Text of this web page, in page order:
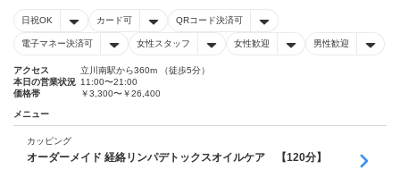
日祝OK カード可 QRコード決済可
電子マネー決済可 女性スタッフ 女性歓迎 男性歓迎
アクセス
立川南駅から360m （徒歩5分）
本日の営業状況 11:00〜21:00
価格帯
￥3,300〜￥26,400
メニュー
カッピング
オーダーメイド 経絡リンパデトックスオイルケア 【120分】